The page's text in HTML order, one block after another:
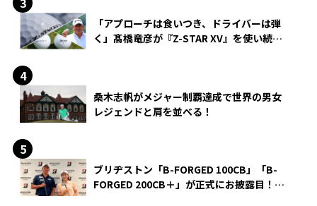
「アプローチは食いつき、ドライバーは弾
く」髙橋竜彦が『Z-STAR XV』を使い続け
桑木志帆がメジャー制覇達成で世界の男女
レジェンドと肩を並べる！
ブリヂストン「B-FORGED 100CB」「B-
FORGED 200CB＋」が正式にお披露目！